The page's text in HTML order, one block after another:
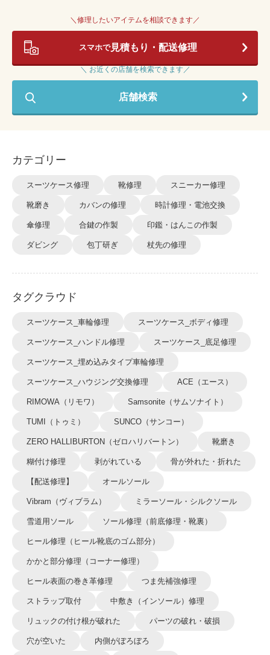
＼修理したいアイテムを相談できます／
スマホで見積もり・配送修理
＼ お近くの店舗を検索できます／
店舗検索
カテゴリー
スーツケース修理 靴修理 スニーカー修理
靴磨き カバンの修理 時計修理・電池交換
傘修理 合鍵の作製 印鑑・はんこの作製
ダビング 包丁研ぎ 杖先の修理
タグクラウド
スーツケース_車輪修理 スーツケース_ボディ修理
スーツケース_ハンドル修理 スーツケース_底足修理
スーツケース_埋め込みタイプ車輪修理
スーツケース_ハウジング交換修理 ACE（エース）
RIMOWA（リモワ） Samsonite（サムソナイト）
TUMI（トゥミ） SUNCO（サンコー）
ZERO HALLIBURTON（ゼロハリバートン） 靴磨き
糊付け修理 剥がれている 骨が外れた・折れた
【配送修理】 オールソール
Vibram（ヴィブラム） ミラーソール・シルクソール
雪道用ソール ソール修理（前底修理・靴裏）
ヒール修理（ヒール靴底のゴム部分）
かかと部分修理（コーナー修理）
ヒール表面の巻き革修理 つま先補強修理
ストラップ取付 中敷き（インソール）修理
リュックの付け根が破れた パーツの破れ・破損
穴が空いた 内側がぼろぼろ